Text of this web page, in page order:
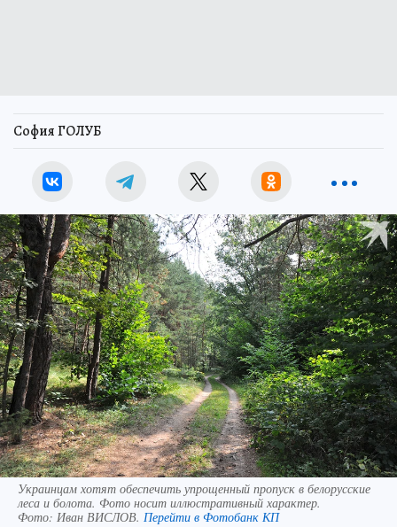
София ГОЛУБ
Украинцам хотят обеспечить упрощенный пропуск в белорусские
леса и болота. Фото носит иллюстративный характер.
Фото: Иван ВИСЛОВ. Перейти в Фотобанк КП